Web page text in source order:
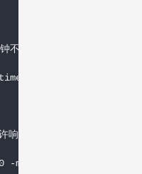
得超过5个；
应报文通过其服务端口离开
-m l